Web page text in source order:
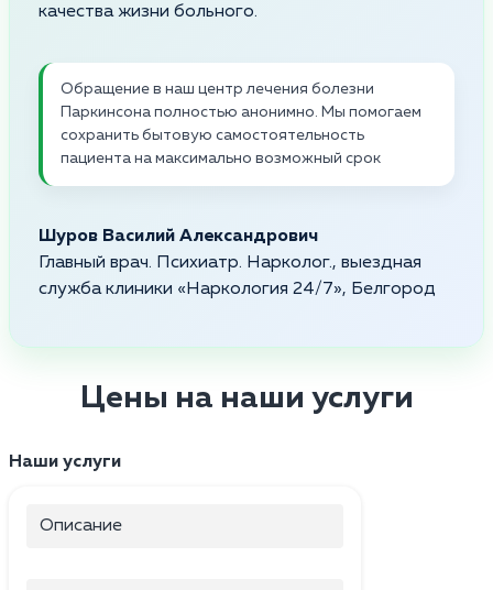
качества жизни больного.
Обращение в наш центр лечения болезни
Паркинсона полностью анонимно. Мы помогаем
сохранить бытовую самостоятельность
пациента на максимально возможный срок
Шуров Василий Александрович
Главный врач. Психиатр. Нарколог., выездная
служба клиники «Наркология 24/7», Белгород
Цены на наши услуги
Наши услуги
Описание